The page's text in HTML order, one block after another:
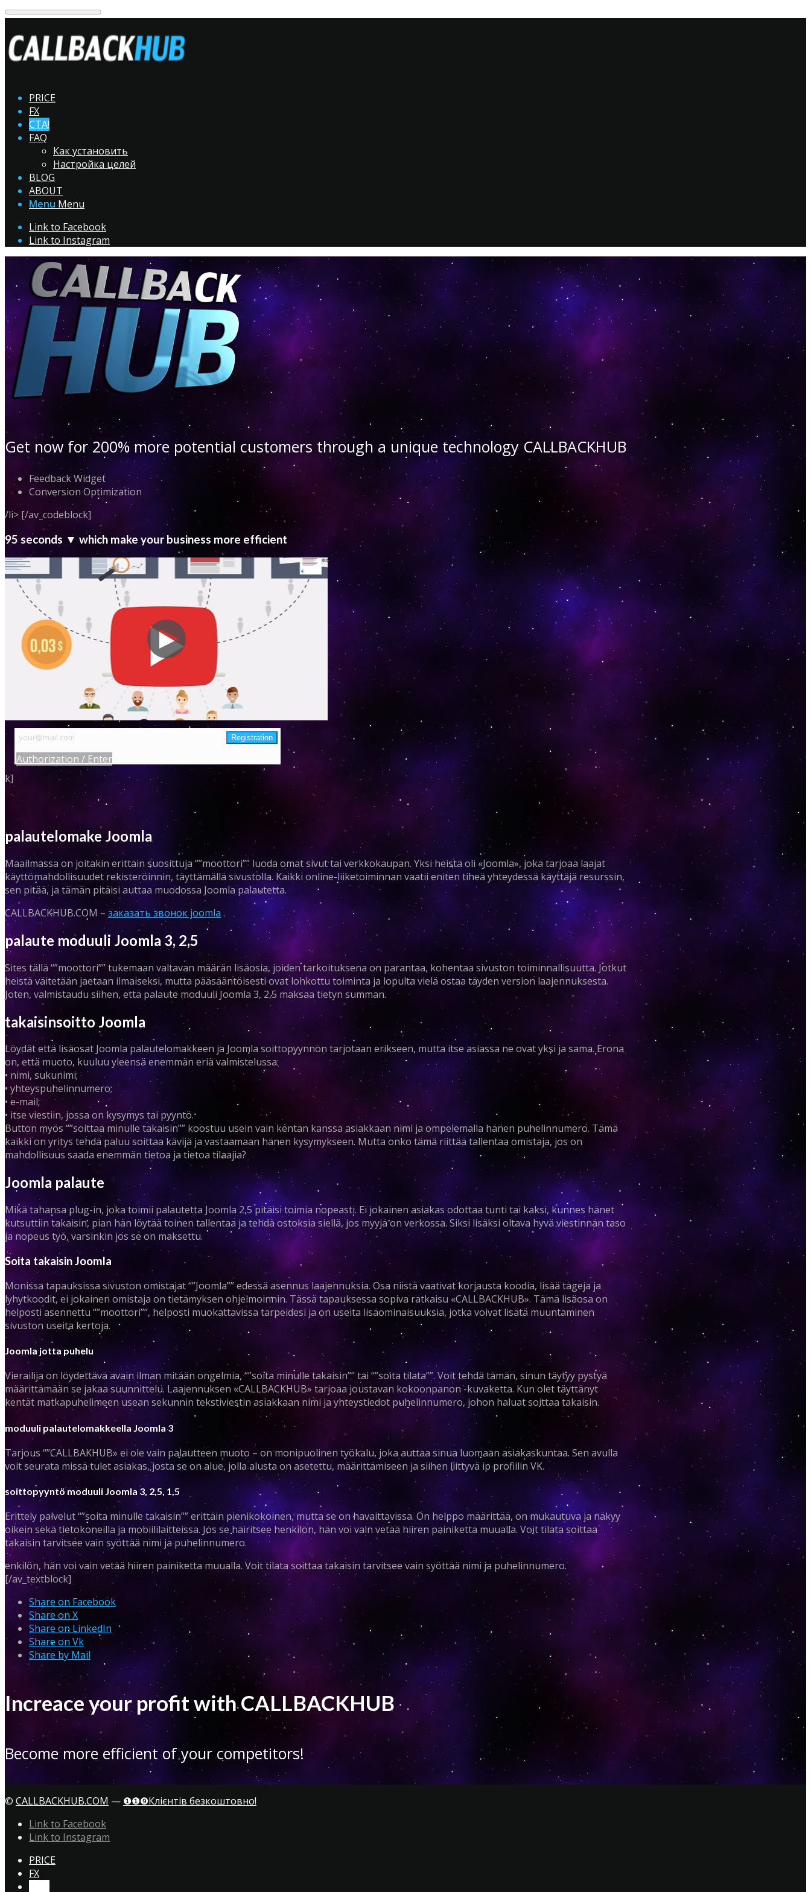
PRICE
FX
CTA!
FAQ
Как установить
Настройка целей
BLOG
ABOUT
Menu Menu
Link to Facebook
Link to Instagram
Get now for 200% more potential customers through a unique technology CALLBACKHUB
Feedback Widget
Conversion Optimization
/li> [/av_codeblock]
95 seconds ▼ which make your business more efficient
Authorization / Enter
k]
palautelomake Joomla
Maailmassa on joitakin erittäin suosittuja “”moottori”” luoda omat sivut tai verkkokaupan. Yksi heistä oli «Joomla», joka tarjoaa laajat
käyttömahdollisuudet rekisteröinnin, täyttämällä sivustolla. Kaikki online-liiketoiminnan vaatii eniten tiheä yhteydessä käyttäjä resurssin,
sen pitää, ja tämän pitäisi auttaa muodossa Joomla palautetta.
CALLBACKHUB.COM – заказать звонок joomla .
palaute moduuli Joomla 3, 2,5
Sites tällä “”moottori”” tukemaan valtavan määrän lisäosia, joiden tarkoituksena on parantaa, kohentaa sivuston toiminnallisuutta. Jotkut
heistä väitetään jaetaan ilmaiseksi, mutta pääsääntöisesti ovat lohkottu toiminta ja lopulta vielä ostaa täyden version laajennuksesta.
Joten, valmistaudu siihen, että palaute moduuli Joomla 3, 2,5 maksaa tietyn summan.
takaisinsoitto Joomla
Löydät että lisäosat Joomla palautelomakkeen ja Joomla soittopyynnön tarjotaan erikseen, mutta itse asiassa ne ovat yksi ja sama. Erona
on, että muoto, kuuluu yleensä enemmän eriä valmistelussa:
• nimi, sukunimi;
• yhteyspuhelinnumero;
• e-mail;
• itse viestiin, jossa on kysymys tai pyyntö.
Button myös “”soittaa minulle takaisin”” koostuu usein vain kentän kanssa asiakkaan nimi ja ompelemalla hänen puhelinnumero. Tämä
kaikki on yritys tehdä paluu soittaa kävijä ja vastaamaan hänen kysymykseen. Mutta onko tämä riittää tallentaa omistaja, jos on
mahdollisuus saada enemmän tietoa ja tietoa tilaajia?
Joomla palaute
Mikä tahansa plug-in, joka toimii palautetta Joomla 2,5 pitäisi toimia nopeasti. Ei jokainen asiakas odottaa tunti tai kaksi, kunnes hänet
kutsuttiin takaisin, pian hän löytää toinen tallentaa ja tehdä ostoksia siellä, jos myyjä on verkossa. Siksi lisäksi oltava hyvä viestinnän taso
ja nopeus työ, varsinkin jos se on maksettu.
Soita takaisin Joomla
Monissa tapauksissa sivuston omistajat “”Joomla”” edessä asennus laajennuksia. Osa niistä vaativat korjausta koodia, lisää tageja ja
lyhytkoodit, ei jokainen omistaja on tietämyksen ohjelmoinnin. Tässä tapauksessa sopiva ratkaisu «CALLBACKHUB». Tämä lisäosa on
helposti asennettu “”moottori””, helposti muokattavissa tarpeidesi ja on useita lisäominaisuuksia, jotka voivat lisätä muuntaminen
sivuston useita kertoja.
Joomla jotta puhelu
Vierailija on löydettävä avain ilman mitään ongelmia, “”soita minulle takaisin”” tai “”soita tilata””. Voit tehdä tämän, sinun täytyy pystyä
määrittämään se jakaa suunnittelu. Laajennuksen «CALLBACKHUB» tarjoaa joustavan kokoonpanon -kuvaketta. Kun olet täyttänyt
kentät matkapuhelimeen usean sekunnin tekstiviestin asiakkaan nimi ja yhteystiedot puhelinnumero, johon haluat soittaa takaisin.
moduuli palautelomakkeella Joomla 3
Tarjous “”CALLBAKHUB» ei ole vain palautteen muoto – on monipuolinen työkalu, joka auttaa sinua luomaan asiakaskuntaa. Sen avulla
voit seurata missä tulet asiakas, josta se on alue, jolla alusta on asetettu, määrittämiseen ja siihen liittyvä ip profiilin VK.
soittopyyntö moduuli Joomla 3, 2,5, 1,5
Erittely palvelut “”soita minulle takaisin”” erittäin pienikokoinen, mutta se on havaittavissa. On helppo määrittää, on mukautuva ja näkyy
oikein sekä tietokoneilla ja mobiililaitteissa. Jos se häiritsee henkilön, hän voi vain vetää hiiren painiketta muualla. Voit tilata soittaa
takaisin tarvitsee vain syöttää nimi ja puhelinnumero.
enkilön, hän voi vain vetää hiiren painiketta muualla. Voit tilata soittaa takaisin tarvitsee vain syöttää nimi ja puhelinnumero.
[/av_textblock]
Share on Facebook
Share on X
Share on LinkedIn
Share on Vk
Share by Mail
Increace your profit with CALLBACKHUB
Become more efficient of your competitors!
© CALLBACKHUB.COM — ❶❶❾Клієнтів безкоштовно!
Link to Facebook
Link to Instagram
PRICE
FX